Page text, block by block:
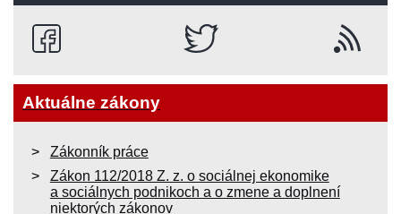
Aktuálne zákony
Zákonník práce
Zákon 112/2018 Z. z. o sociálnej ekonomike
a sociálnych podnikoch a o zmene a doplnení
niektorých zákonov